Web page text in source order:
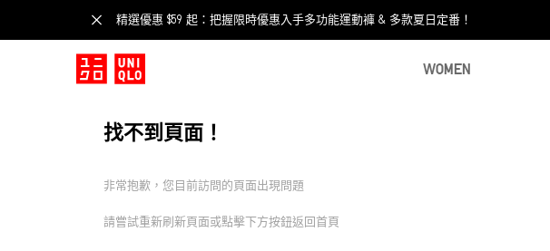
精選優惠 $59 起：把握限時優惠入手多功能運動褲 & 多款夏日定番！​
WOMEN
找不到頁面！
非常抱歉，您目前訪問的頁面出現問題
請嘗試重新刷新頁面或點擊下方按鈕返回首頁